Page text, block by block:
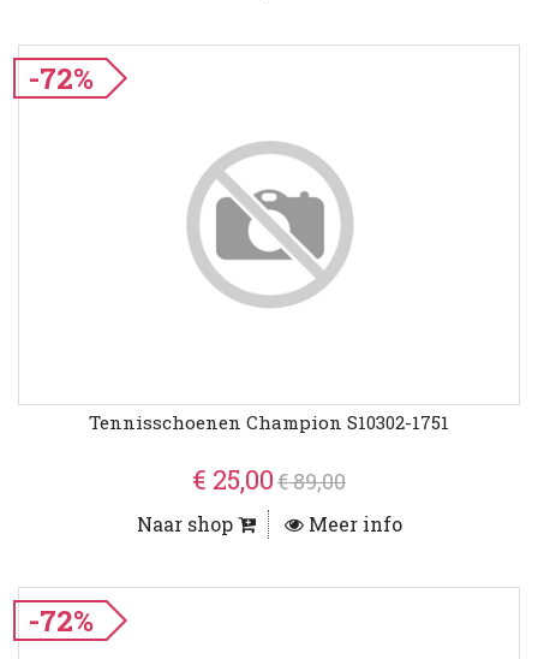
-72%
Tennisschoenen Champion S10302-1751
€ 25,00€ 89,00
Naar shop Meer info
-72%